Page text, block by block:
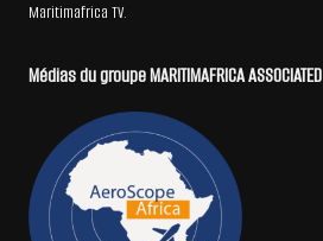
Maritimafrica TV.
Médias du groupe MARITIMAFRICA ASSOCIATED